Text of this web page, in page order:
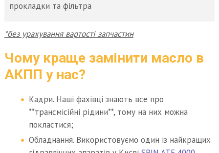
прокладки та фільтра
*без урахування вартості запчастин
Чому краще замінити масло в
АКПП у нас?
Кадри. Наші фахівці знають все про
**трансмісійні рідини**, тому на них можна
покластися;
Обладнання. Використовуємо один із найкращих